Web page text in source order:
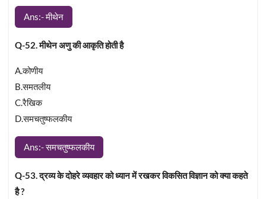
Ans:- मीथेन
Q-52. मीथेन अणु की आकृति होती है
A.कोणीय
B.समतलीय
C.रैखिक
D.समचतुष्फलकीय
Ans:- समचतुष्फलकीय
Q-53. द्रव्य के दोहरे व्यवहार को ध्यान में रखकर विकसित विज्ञान को क्या कहते
है ?